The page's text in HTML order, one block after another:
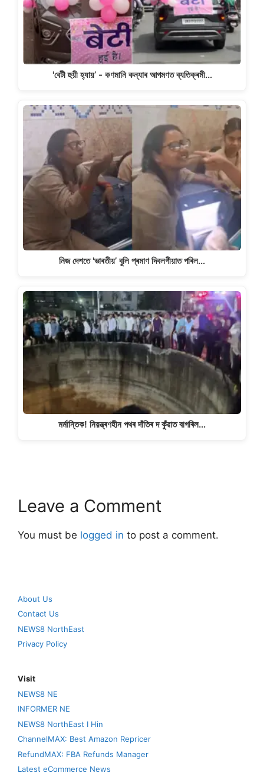
'বেটী হুয়ী হ্যায়’ - কণমানি কন্যাৰ আগমণত ব্যতিক্ৰমী…
নিজ দেশতে 'ভাৰতীয়’ বুলি প্ৰমাণ দিবলগীয়াত পৰিল…
মৰ্মান্তিক! নিয়ন্ত্ৰণহীন পথৰ দাঁতিৰ দ কুঁৱাত বাগৰিল…
Leave a Comment
You must be logged in to post a comment.
About Us
Contact Us
NEWS8 NorthEast
Privacy Policy
Visit
NEWS8 NE
INFORMER NE
NEWS8 NorthEast I Hin
ChannelMAX: Best Amazon Repricer
RefundMAX: FBA Refunds Manager
Latest eCommerce News